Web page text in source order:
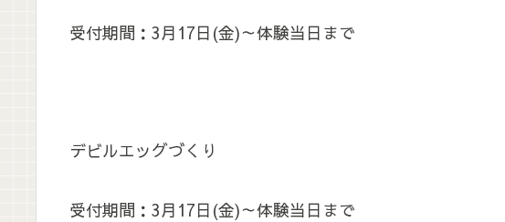
受付期間：3月17日(金)～体験当日まで
デビルエッグづくり
受付期間：3月17日(金)～体験当日まで